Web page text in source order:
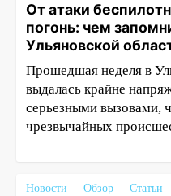
От атаки
погонь: чем
Ульяновской
Прошедшая неделя в
выдалась крайне
серьезными вызовами,
чрезвычайных
Новости Обзор
Статьи